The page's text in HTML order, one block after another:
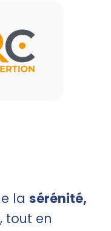
la sérénité,
, tout en